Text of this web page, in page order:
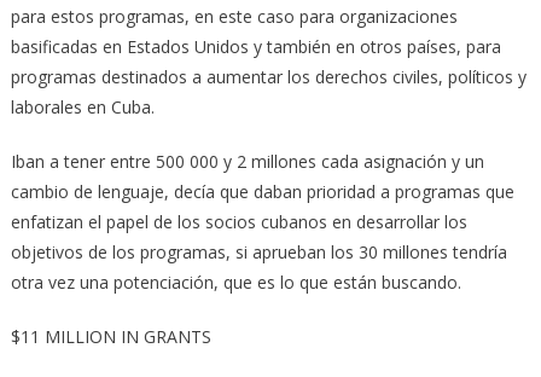
para estos programas, en este caso para organizaciones
basificadas en Estados Unidos y también en otros países, para
programas destinados a aumentar los derechos civiles, políticos y
laborales en Cuba.
Iban a tener entre 500 000 y 2 millones cada asignación y un
cambio de lenguaje, decía que daban prioridad a programas que
enfatizan el papel de los socios cubanos en desarrollar los
objetivos de los programas, si aprueban los 30 millones tendría
otra vez una potenciación, que es lo que están buscando.
$11 MILLION IN GRANTS